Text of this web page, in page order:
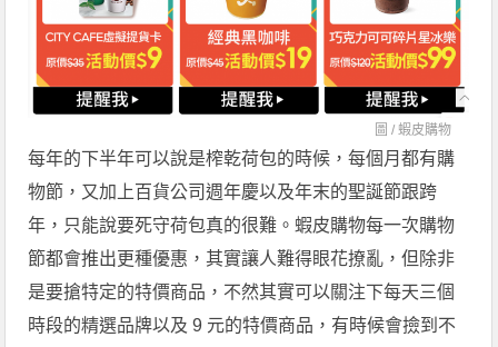
圖 / 蝦皮購物
每年的下半年可以說是榨乾荷包的時候，每個月都有購
物節，又加上百貨公司週年慶以及年末的聖誕節跟跨
年，只能說要死守荷包真的很難。蝦皮購物每一次購物
節都會推出更種優惠，其實讓人難得眼花撩亂，但除非
是要搶特定的特價商品，不然其實可以關注下每天三個
時段的精選品牌以及 9 元的特價商品，有時候會撿到不